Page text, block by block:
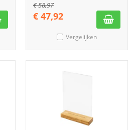
€58,97
€ 47,92
Vergelijken